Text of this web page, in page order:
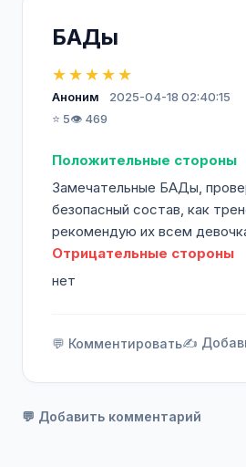
БАДы
★★★★★
Аноним
2025-04-18 02:40:15
⭐ 5👁️ 469
Положительные стороны
Замечательные БАДы,
безопасный состав, как
рекомендую их всем
Отрицательные стороны
нет
💬 Комментировать✍️
💬 Добавить комментарий